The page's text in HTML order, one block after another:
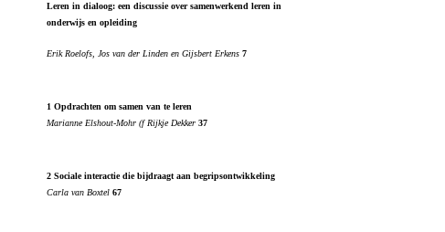
Leren in dialoog: een discussie over samenwerkend leren in
onderwijs en opleiding
Erik Roelofs, Jos van der Linden en Gijsbert Erkens7
1 Opdrachten om samen van te leren
Marianne Elshout-Mohr (f Rijkje Dekker37
2 Sociale interactie die bijdraagt aan begripsontwikkeling
Carla van Boxtel67